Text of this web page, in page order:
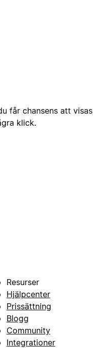
får chansens att visas
klick.
Resurser
Hjälpcenter
Prissättning
Blogg
Community
Integrationer